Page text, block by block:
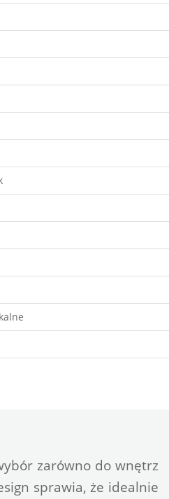
zarówno do wnętrz
sprawia, że idealnie